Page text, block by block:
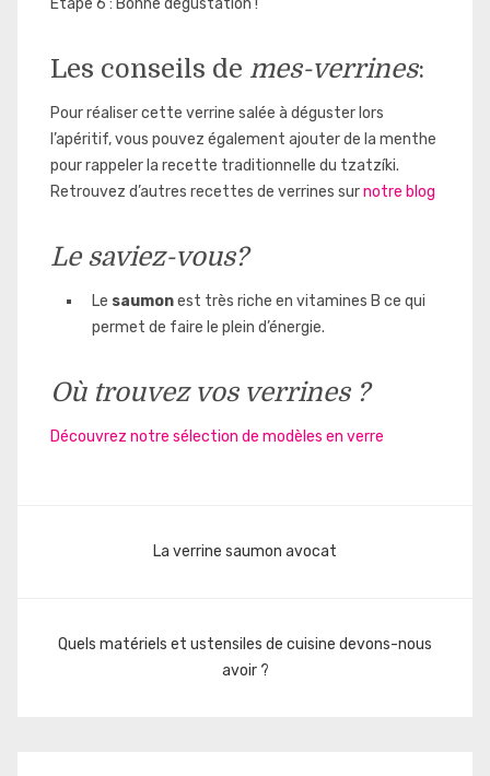
Les conseils de mes-verrines:
Pour réaliser cette verrine salée à déguster lors
l’apéritif, vous pouvez également ajouter de la menthe
pour rappeler la recette traditionnelle du tzatzíki.
Retrouvez d’autres recettes de verrines surnotre blog
Le saviez-vous?
Le saumonest très riche en vitamines B ce qui
permet de faire le plein d’énergie.
Où trouvez vos verrines ?
Découvrez notre sélection de modèles en verre
La verrine saumon avocat
Quels matériels et ustensiles de cuisine devons-nous
avoir ?